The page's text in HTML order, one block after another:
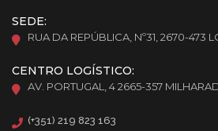
SEDE:
RUA DA REPÚBLICA, Nº31, 2670-473
CENTRO LOGÍSTICO:
AV. PORTUGAL, 4 2665-357
(+351) 219 823 163